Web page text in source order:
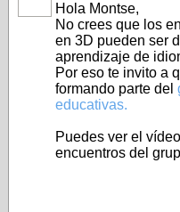
Hola Montse,
No crees que los
en 3D pueden ser
aprendizaje de
Por eso te invito a
formando parte del
educativas.
Puedes ver el
encuentros del